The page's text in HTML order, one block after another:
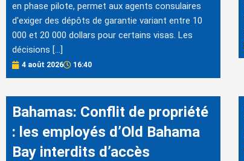
en phase pilote, permet aux agents consulaires
d'exiger des dépôts de garantie variant entre 10
000 et 20 000 dollars pour certains visas. Les
décisions […]
4 août 2026 16:40
Bahamas: Conflit de propriété
: les employés d’Old Bahama
Bay interdits d’accès